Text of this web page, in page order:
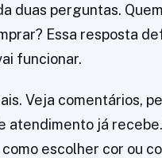
duas perguntas.
Essa resposta
funcionar.
Veja comentários,
atendimento já
escolher cor ou